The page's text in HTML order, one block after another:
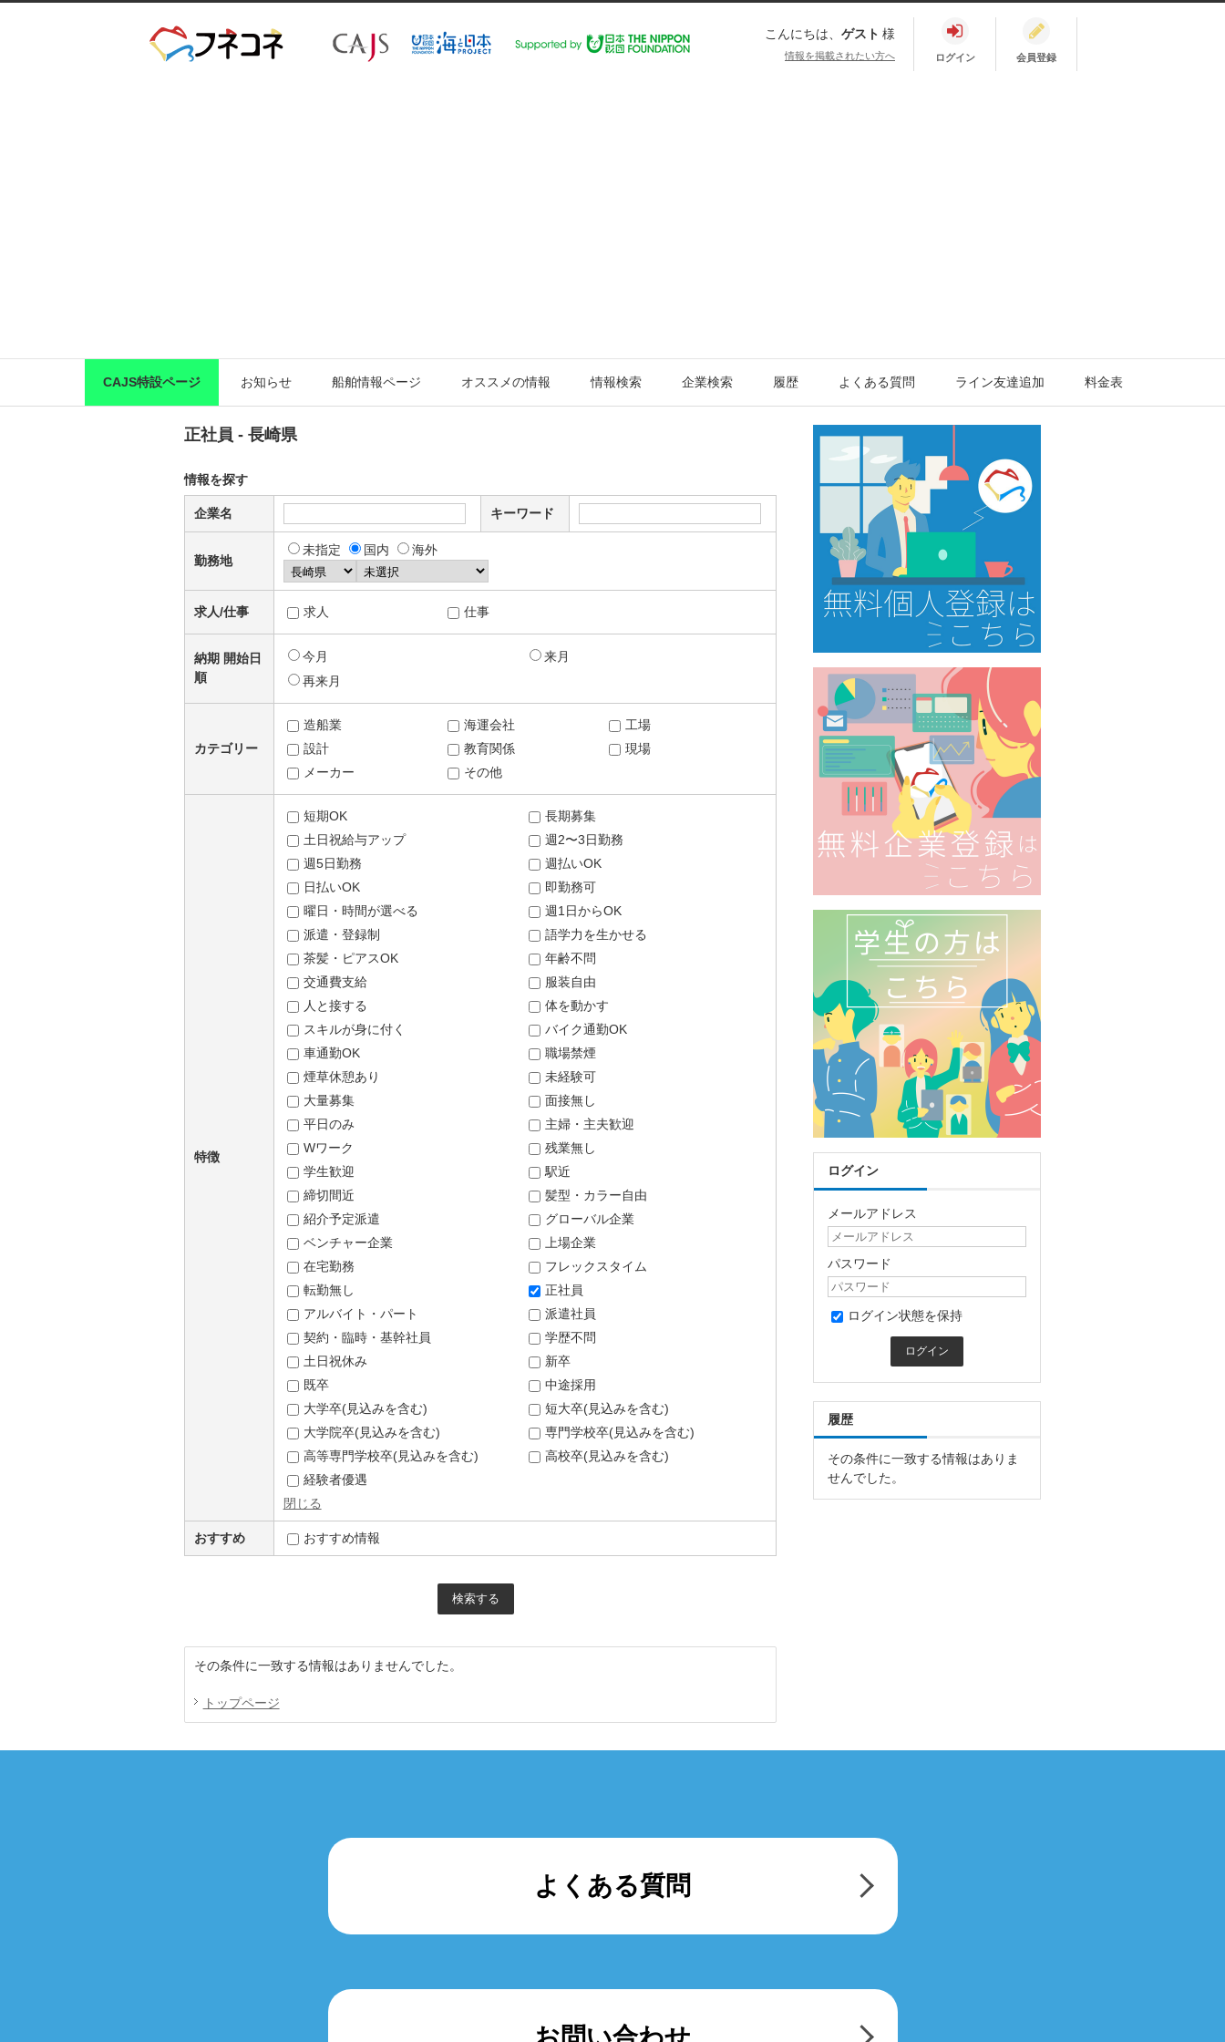
こんにちは、 ゲスト 様
情報を掲載されたい方へ ログイン 会員登録
CAJS特設ページ お知らせ 船舶情報ページ オススメの情報 情報検索 企業検索 履歴 よくある質問 ライン友達追加 料金表
正社員 - 長崎県
情報を探す
企業名 キーワード
勤務地
未指定 国内 海外
求人/仕事 求人 仕事
納期 開始日
順
今月
来月
再来月
カテゴリー
造船業 海運会社
工場
設計
教育関係
現場
メーカー
その他
特徴
短期OK
長期募集
土日祝給与アップ
週2〜3日勤務
週5日勤務
週払いOK
日払いOK
即勤務可
曜日・時間が選べる
週1日からOK
派遣・登録制
語学力を生かせる
茶髪・ピアスOK
年齢不問
交通費支給
服装自由
人と接する
体を動かす
スキルが身に付く
バイク通勤OK
車通勤OK
職場禁煙
煙草休憩あり
未経験可
大量募集
面接無し
平日のみ
主婦・主夫歓迎
Wワーク
残業無し
学生歓迎
駅近
締切間近
髪型・カラー自由
紹介予定派遣
グローバル企業
ベンチャー企業
上場企業
在宅勤務
フレックスタイム
転勤無し
正社員
アルバイト・パート
派遣社員
契約・臨時・基幹社員
学歴不問
土日祝休み
新卒
既卒
中途採用
大学卒(見込みを含む)
短大卒(見込みを含む)
大学院卒(見込みを含む)
専門学校卒(見込みを含む)
高等専門学校卒(見込みを含む)
高校卒(見込みを含む)
経験者優遇
閉じる
おすすめ おすすめ情報
その条件に一致する情報はありませんでした。
トップページ
ログイン
メールアドレス
パスワード
ログイン状態を保持
履歴
その条件に一致する情報はありま
せんでした。
よくある質問